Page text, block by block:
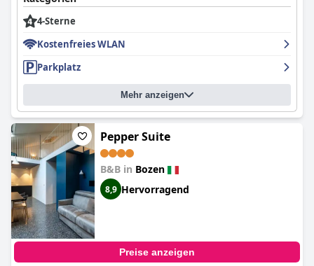
4-Sterne
Kostenfreies WLAN
Parkplatz
Mehr anzeigen
Pepper Suite
B&B in Bozen
8,9 Hervorragend
Preise anzeigen